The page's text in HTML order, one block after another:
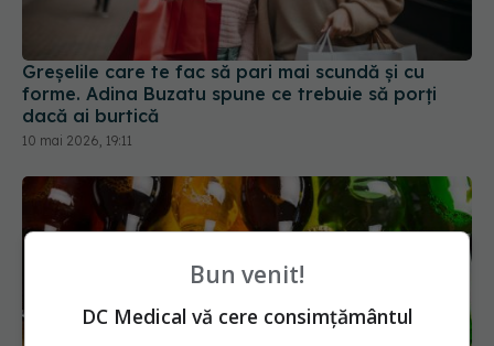
Greșelile care te fac să pari mai scundă și cu
forme. Adina Buzatu spune ce trebuie să porți
dacă ai burtică
10 mai 2026, 19:11
Bun venit!
DC Medical vă cere consimțământul